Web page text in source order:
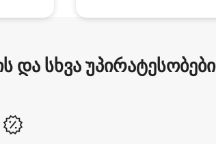
სხვა უპირატესობები